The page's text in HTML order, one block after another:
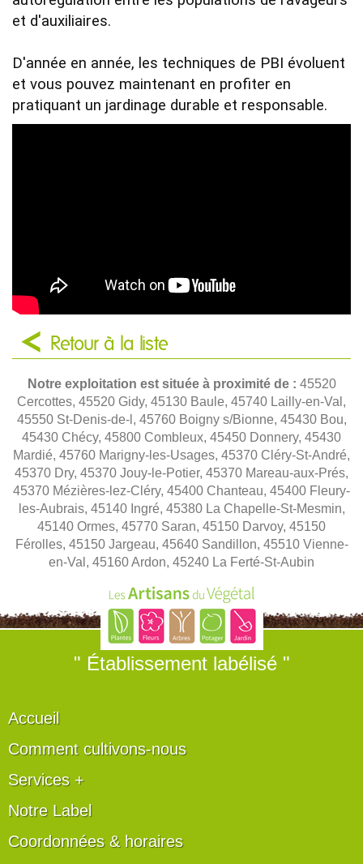
et d'auxiliaires.
D'année en année, les techniques de PBI évoluent
et vous pouvez maintenant en profiter en
pratiquant un jardinage durable et responsable.
Retour à la liste
Notre exploitation est située à proximité de : 45520
Cercottes, 45520 Gidy, 45130 Baule, 45740 Lailly-en-Val,
45550 St-Denis-de-l, 45760 Boigny s/Bionne, 45430 Bou,
45430 Chécy, 45800 Combleux, 45450 Donnery, 45430
Mardié, 45760 Marigny-les-Usages, 45370 Cléry-St-André,
45370 Dry, 45370 Jouy-le-Potier, 45370 Mareau-aux-Prés,
45370 Mézières-lez-Cléry, 45400 Chanteau, 45400 Fleury-
les-Aubrais, 45140 Ingré, 45380 La Chapelle-St-Mesmin,
45140 Ormes, 45770 Saran, 45150 Darvoy, 45150
Férolles, 45150 Jargeau, 45640 Sandillon, 45510 Vienne-
en-Val, 45160 Ardon, 45240 La Ferté-St-Aubin
" Établissement labélisé "
Accueil
Comment cultivons-nous
Services +
Notre Label
Coordonnées & horaires